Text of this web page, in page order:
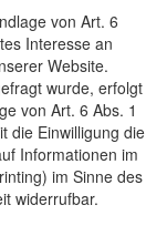
von Art. 6
Interesse an
Website.
wurde, erfolgt
von Art. 6 Abs. 1
die Einwilligung die
Informationen im
im Sinne des
widerrufbar.